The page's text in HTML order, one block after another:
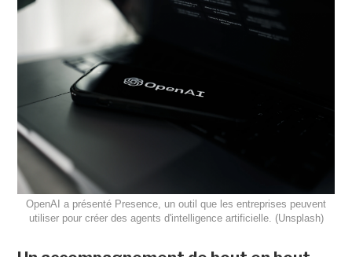
OpenAI a présenté Presence, un outil que les entreprises peuvent
utiliser pour créer des agents d'intelligence artificielle. (Unsplash)